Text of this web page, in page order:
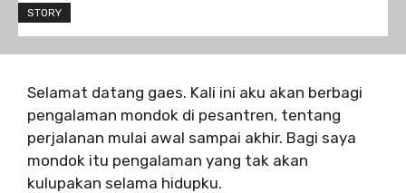
STORY
Selamat datang gaes. Kali ini aku akan berbagi
pengalaman mondok di pesantren, tentang
perjalanan mulai awal sampai akhir. Bagi saya
mondok itu pengalaman yang tak akan
kulupakan selama hidupku.